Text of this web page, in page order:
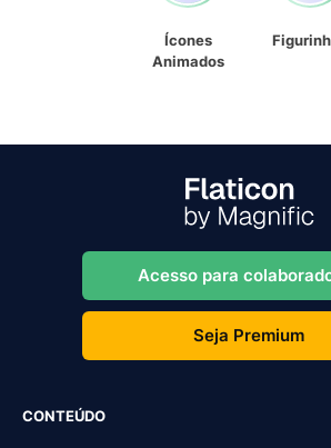
Ícones
Animados
Acesso para
Seja Premium
CONTEÚDO